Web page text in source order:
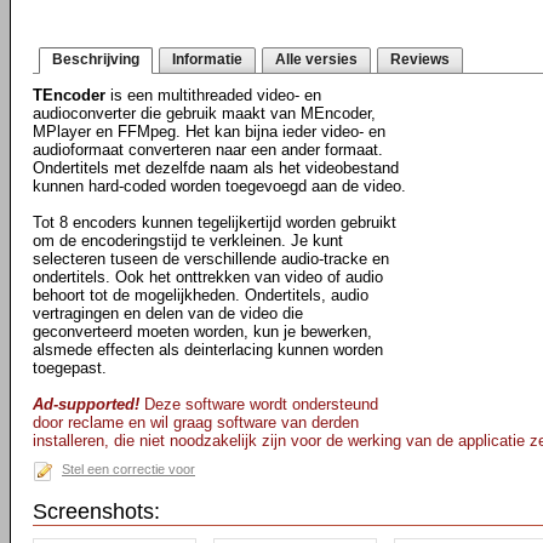
Beschrijving Informatie Alle versies Reviews
TEncoder is een multithreaded video- en
audioconverter die gebruik maakt van MEncoder,
MPlayer en FFMpeg. Het kan bijna ieder video- en
audioformaat converteren naar een ander formaat.
Ondertitels met dezelfde naam als het videobestand
kunnen hard-coded worden toegevoegd aan de video.
Tot 8 encoders kunnen tegelijkertijd worden gebruikt
om de encoderingstijd te verkleinen. Je kunt
selecteren tuseen de verschillende audio-tracke en
ondertitels. Ook het onttrekken van video of audio
behoort tot de mogelijkheden. Ondertitels, audio
vertragingen en delen van de video die
geconverteerd moeten worden, kun je bewerken,
alsmede effecten als deinterlacing kunnen worden
toegepast.
Ad-supported! Deze software wordt ondersteund
door reclame en wil graag software van derden
installeren, die niet noodzakelijk zijn voor de werking van de applicatie
Stel een correctie voor
Screenshots: